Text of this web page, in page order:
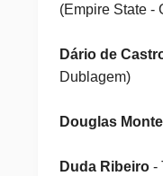
(Empire State -
Dário de
Dublagem)
Douglas
Duda Ribeiro-